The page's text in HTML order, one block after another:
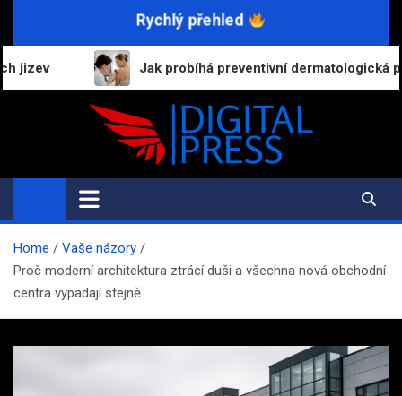
Rychlý přehled
Jak probíhá preventivní dermatologická prohlídka a proč
Digital-Press.cz
Kvalitní informace pro každý den
Home
Vaše názory
Proč moderní architektura ztrácí duši a všechna nová obchodní
centra vypadají stejně